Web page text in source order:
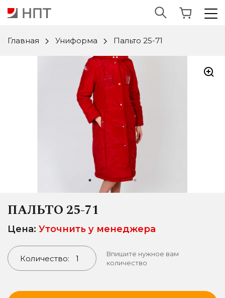
Главная Униформа Пальто 25-71
ПАЛЬТО 25-71
Цена: Уточнить у менеджера
Количество:
Впишите нужное вам
количество